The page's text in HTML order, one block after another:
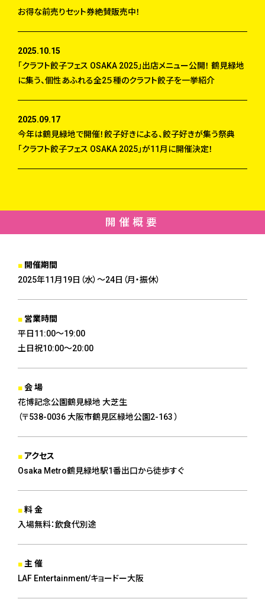
お得な前売りセット券絶賛販売中！
2025.10.15
「クラフト餃子フェス OSAKA 2025」出店メニュー公開！ 鶴見緑地
に集う、個性あふれる全2５種のクラフト餃子を一挙紹介
2025.09.17
今年は鶴見緑地で開催！餃子好きによる、餃子好きが集う祭典
「クラフト餃子フェス OSAKA 2025」が11月に開催決定！
開催概要
開催期間
2025年11月19日（水）〜24日（月・振休）
営業時間
平日11:00〜19:00
土日祝10:00〜20:00
会 場
花博記念公園鶴見緑地 大芝生
（〒538-0036 大阪市鶴見区緑地公園2-163 ）
アクセス
Osaka Metro鶴見緑地駅1番出口から徒歩すぐ
料 金
入場無料：飲食代別途
主 催
LAF Entertainment/キョードー大阪